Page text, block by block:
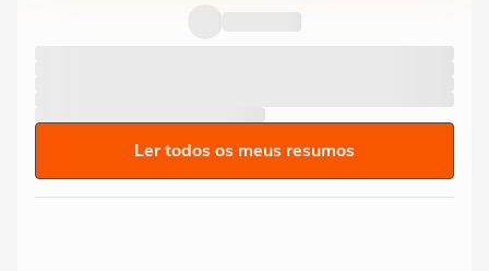
Ler todos os meus resumos